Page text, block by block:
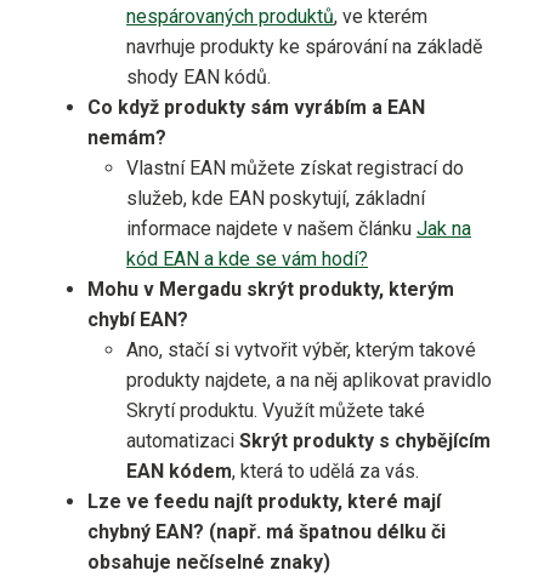
nespárovaných produktů, ve kterém
navrhuje produkty ke spárování na základě
shody EAN kódů.
Co když produkty sám vyrábím a EAN
nemám?
Vlastní EAN můžete získat registrací do
služeb, kde EAN poskytují, základní
informace najdete v našem článku Jak na
kód EAN a kde se vám hodí?
Mohu v Mergadu skrýt produkty, kterým
chybí EAN?
Ano, stačí si vytvořit výběr, kterým takové
produkty najdete, a na něj aplikovat pravidlo
Skrytí produktu. Využít můžete také
automatizaci Skrýt produkty s chybějícím
EAN kódem, která to udělá za vás.
Lze ve feedu najít produkty, které mají
chybný EAN? (např. má špatnou délku či
obsahuje nečíselné znaky)